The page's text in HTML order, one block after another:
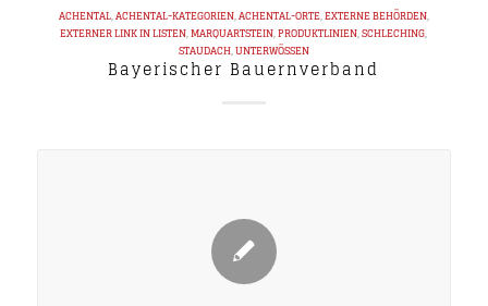
ACHENTAL,ACHENTAL-KATEGORIEN,ACHENTAL-ORTE,EXTERNE BEHÖRDEN,
EXTERNER LINK IN LISTEN,MARQUARTSTEIN,PRODUKTLINIEN,SCHLECHING,
STAUDACH,UNTERWÖSSEN
Bayerischer Bauernverband